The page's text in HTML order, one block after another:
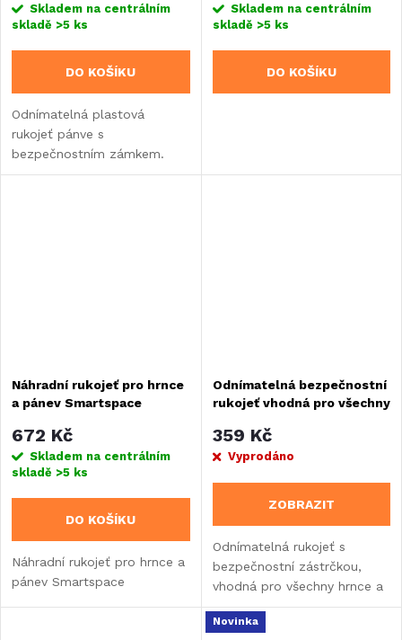
Skladem na centrálním
skladě >5 ks
DO KOŠÍKU
Odnímatelná plastová
rukojeť pánve s
bezpečnostním zámkem.
Krátké provedení.
Skladem na centrálním
skladě >5 ks
DO KOŠÍKU
Náhradní rukojeť pro hrnce
a pánev Smartspace
672 Kč
Skladem na centrálním
skladě >5 ks
DO KOŠÍKU
Náhradní rukojeť pro hrnce a
pánev Smartspace
Odnímatelná bezpečnostní
rukojeť vhodná pro všechny
359 Kč
Vyprodáno
ZOBRAZIT
Odnímatelná rukojeť s
bezpečnostní zástrčkou,
vhodná pro všechny hrnce a
pánve.
Novinka